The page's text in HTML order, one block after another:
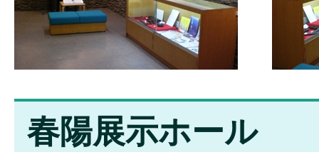
春陽展示ホール